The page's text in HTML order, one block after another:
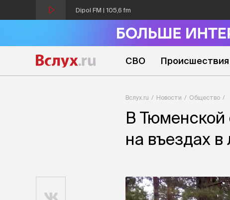
Dipol FM | 105,6 fm
СВО Происшествия
Вслух.ru Новости Общество
В Тюменской
на въездах в